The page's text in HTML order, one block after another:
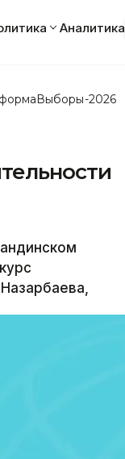
Аналитика
Выборы-2026